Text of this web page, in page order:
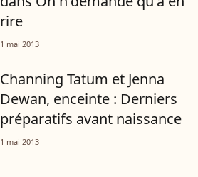
rire
1 mai 2013
Channing Tatum et Jenna
Dewan, enceinte : Derniers
préparatifs avant naissance
1 mai 2013